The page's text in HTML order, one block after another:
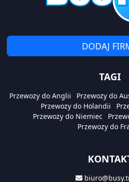
DODAJ
TAGI
Przewozy do Anglii Przewozy do
Przewozy do Holandii
Przewozy do Niemiec
Przewozy do